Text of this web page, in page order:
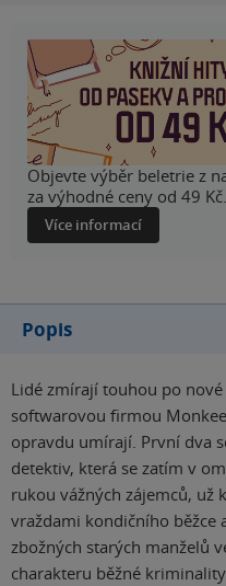
Objevte výběr beletrie z
za výhodné ceny od 49 Kč.
Více informací
Popis
Lidé zmírají touhou po
softwarovou firmou
opravdu umírají. První dva
detektiv, která se zatím v
rukou vážných zájemců, už
vraždami kondičního běžce
zbožných starých manželů
charakteru běžné